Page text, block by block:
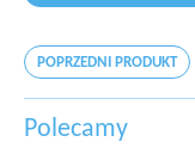
POPRZEDNI PRODUKT
Polecamy